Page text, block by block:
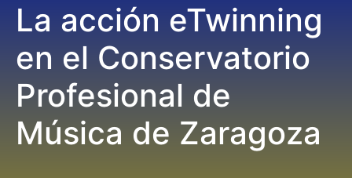
La acción eTwinning
en el Conservatorio
Profesional de
Música de Zaragoza